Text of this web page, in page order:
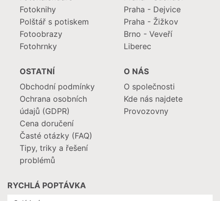
Fotoknihy
Polštář s potiskem
Fotoobrazy
Fotohrnky
Praha - Dejvice
Praha - Žižkov
Brno - Veveří
Liberec
OSTATNÍ
Obchodní podmínky
Ochrana osobních
údajů (GDPR)
Cena doručení
Časté otázky (FAQ)
Tipy, triky a řešení
problémů
O NÁS
O společnosti
Kde nás najdete
Provozovny
RYCHLÁ POPTÁVKA